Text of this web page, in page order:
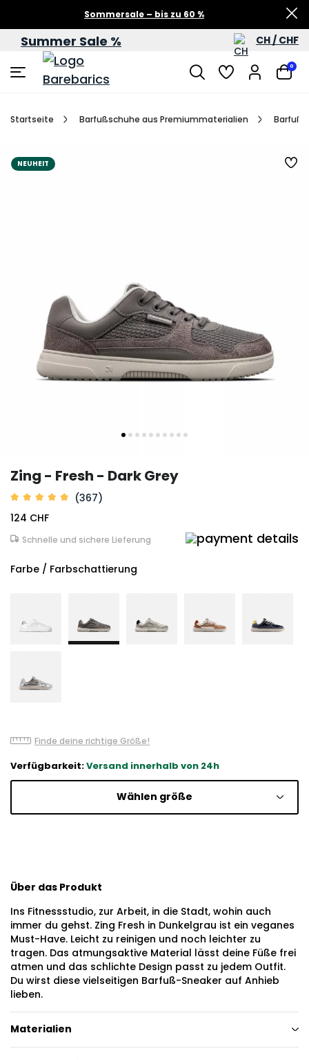
Sommersale – bis zu 60 %
Summer Sale % CH / CHF
0
Startseite Barfußschuhe aus Premiummaterialien
NEUHEIT
Zing - Fresh - Dark Grey
(367)
124 CHF
Schnelle und sichere Lieferung
Farbe / Farbschattierung
Finde deine richtige Größe!
Verfügbarkeit:Versand innerhalb von 24h
Wählen größe
Über das Produkt
Ins Fitnessstudio, zur Arbeit, in die Stadt, wohin auch
immer du gehst. Zing Fresh in Dunkelgrau ist ein veganes
Must-Have. Leicht zu reinigen und noch leichter zu
tragen. Das atmungsaktive Material lässt deine Füße frei
atmen und das schlichte Design passt zu jedem Outfit.
Du wirst diese vielseitigen Barfuß-Sneaker auf Anhieb
lieben.
Materialien